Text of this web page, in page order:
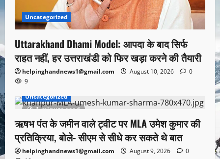
Uncategorized
Uttarakhand Dhami Model: आपदा के बाद सिर्फ
राहत नहीं, हर उत्तराखंडी को फिर खड़ा करने की तैयारी
helpinghandnews1@gmail.com August 10, 2026
0
9
1 minute read
Uncategorized
ऋषभ पंत के जमीन वाले ट्वीट पर MLA उमेश कुमार की
प्रतिक्रिया, बोले- सीएम से सीधे कर सकते थे बात
helpinghandnews1@gmail.com August 9, 2026
0